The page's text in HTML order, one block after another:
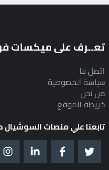
تعــرف على ميكسات
اتصل بنا
سياسة الخصوصية
من نحن
خريطة الموقع
تابعنا علي منصات السوشيال